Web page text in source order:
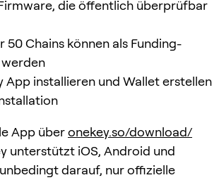
die öffentlich überprüfbar
50 Chains können als Funding-
App installieren und Wallet erstellen
App überonekey.so/download/
unterstützt iOS, Android und
darauf, nur offizielle